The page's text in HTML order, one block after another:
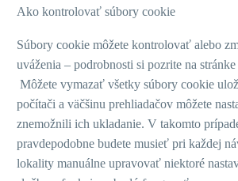
Ako kontrolovať súbory cookie
Súbory cookie môžete kontrolovať alebo
uváženia – podrobnosti si pozrite na
Môžete vymazať všetky súbory cookie
počítači a väčšinu prehliadačov môžete
znemožnili ich ukladanie. V takomto
pravdepodobne budete musieť pri každej
lokality manuálne upravovať niektoré